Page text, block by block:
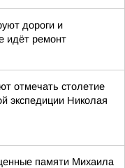
дороги и
идёт ремонт
отмечать столетие
экспедиции Николая
памяти Михаила